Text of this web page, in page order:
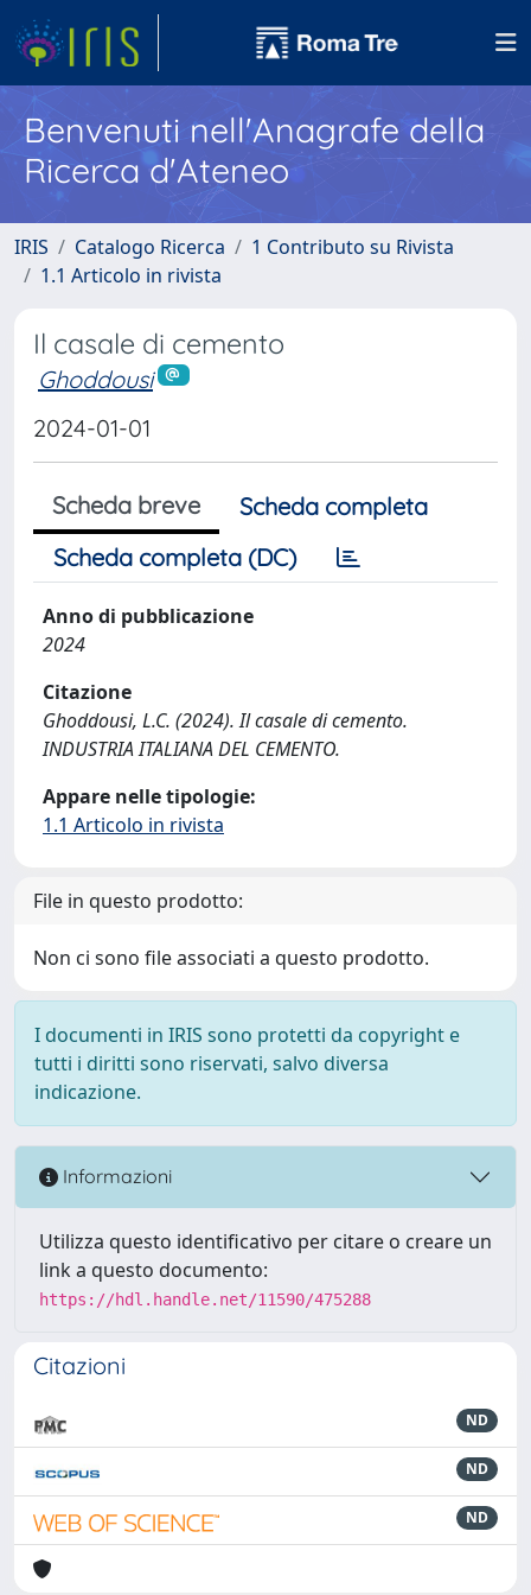
Benvenuti nell'Anagrafe della
Ricerca d'Ateneo
IRIS Catalogo Ricerca
1 Contributo su Rivista
1.1 Articolo in rivista
Il casale di cemento
Ghoddousi
2024-01-01
Scheda breve
Scheda completa
Scheda completa (DC)
Anno di pubblicazione
2024
Citazione
Ghoddousi, L.C. (2024). Il casale di cemento.
INDUSTRIA ITALIANA DEL CEMENTO.
Appare nelle tipologie:
1.1 Articolo in rivista
File in questo prodotto:
Non ci sono file associati a questo prodotto.
I documenti in IRIS sono protetti da copyright e
tutti i diritti sono riservati, salvo diversa
indicazione.
Informazioni
Utilizza questo identificativo per citare o creare un
link a questo documento:
https://hdl.handle.net/11590/475288
Citazioni
ND
ND
ND